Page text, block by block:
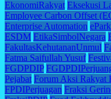
EkonomiRakyat Eksekusi
Employee Carbon Offset
Enterprise Automation
ESDM EtikaSimbolNegara
FakultasKehutananUnmul
Fatma Saifullah Yusuf
FGDPDIP
Pejabat Forum Aksi Rakyat
FPDIPerjuagan Fraksi